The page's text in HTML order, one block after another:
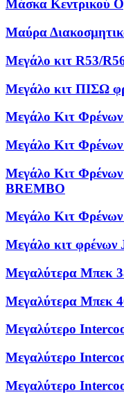
Μάσκα Κεντρικού
Μαύρα
Μεγάλο κιτ R53/
Μεγάλο κιτ ΠΙΣΩ
Μεγάλο Κιτ
Μεγάλο Κιτ
Μεγάλο Κιτ
BREMBO
Μεγάλο Κιτ
Μεγάλο κιτ
Μεγαλύτερα Μπεκ
Μεγαλύτερα Μπεκ
Μεγαλύτερο
Μεγαλύτερο
Μεγαλύτερο